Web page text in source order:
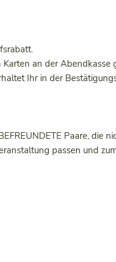
an der Abendkasse
Ihr in der
Paare, die
passen und